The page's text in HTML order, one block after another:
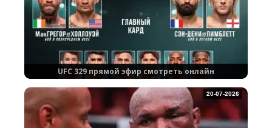
UFC 329 прямой эфир смотреть онлайн
20-07-2026